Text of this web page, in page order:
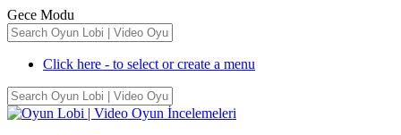
Gece Modu
Click here - to select or create a menu